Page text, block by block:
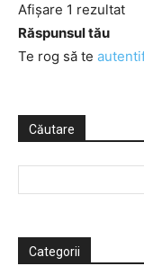
Afișare 1 rezultat
Răspunsul tău
Te rog să te
Căutare
Categorii